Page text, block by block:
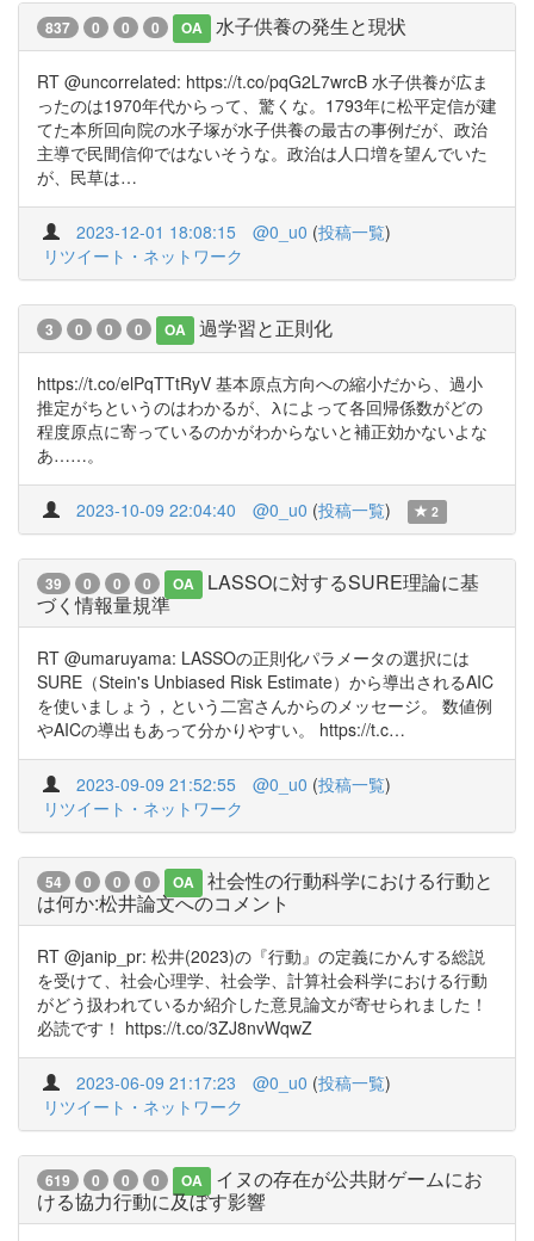
837 0 0 0 OA 水子供養の発生と現状
RT @uncorrelated: https://t.co/pqG2L7wrcB 水子供養が広ま
ったのは1970年代からって、驚くな。1793年に松平定信が建
てた本所回向院の水子塚が水子供養の最古の事例だが、政治
主導で民間信仰ではないそうな。政治は人口増を望んでいた
が、民草は…
2023-12-01 18:08:15 @0_u0 (投稿一覧)
リツイート・ネットワーク
3 0 0 0 OA 過学習と正則化
https://t.co/elPqTTtRyV 基本原点方向への縮小だから、過小
推定がちというのはわかるが、λによって各回帰係数がどの
程度原点に寄っているのかがわからないと補正効かないよな
あ……。
2023-10-09 22:04:40 @0_u0 (投稿一覧) 2
39 0 0 0 OA
LASSOに対するSURE理論に基
づく情報量規準
RT @umaruyama: LASSOの正則化パラメータの選択には
SURE（Stein's Unbiased Risk Estimate）から導出されるAIC
を使いましょう，という二宮さんからのメッセージ。 数値例
やAICの導出もあって分かりやすい。 https://t.c…
2023-09-09 21:52:55 @0_u0 (投稿一覧)
リツイート・ネットワーク
54 0 0 0 OA
社会性の行動科学における行動と
は何か:松井論文へのコメント
RT @janip_pr: 松井(2023)の『行動』の定義にかんする総説
を受けて、社会心理学、社会学、計算社会科学における行動
がどう扱われているか紹介した意見論文が寄せられました！
必読です！ https://t.co/3ZJ8nvWqwZ
2023-06-09 21:17:23 @0_u0 (投稿一覧)
リツイート・ネットワーク
619 0 0 0 OA
イヌの存在が公共財ゲームにお
ける協力行動に及ぼす影響